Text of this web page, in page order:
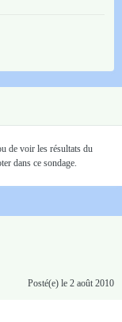
de voir les résultats du
dans ce sondage.
Posté(e) le 2 août 2010